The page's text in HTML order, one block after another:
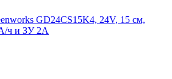
GD24CS15K4, 24V, 15 см,
ч и ЗУ 2А